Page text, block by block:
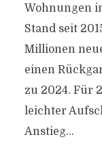
Wohnungen
Stand seit
Millionen
einen
zu 2024. Für
leichter
Anstieg...